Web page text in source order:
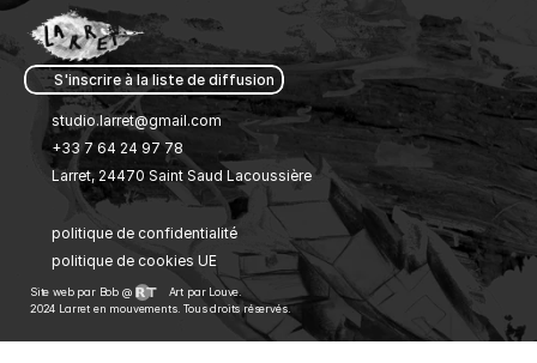
S'inscrire à la liste de diffusion
studio.larret@gmail.com
+33 7 64 24 97 78
Larret, 24470 Saint Saud Lacoussière
politique de confidentialité
politique de cookies UE
Art par Louve.
Site web par Bob @
2024 Larret en mouvements. Tous droits réservés.